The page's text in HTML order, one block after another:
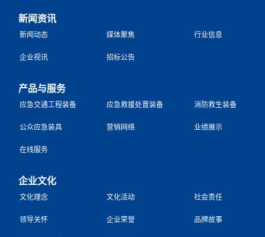
新闻资讯
新闻动态 媒体聚焦 行业信息
企业视讯 招标公告
产品与服务
应急交通工程装备 应急救援处置装备 消防救生装备
公众应急装具 营销网络 业绩展示
在线服务
企业文化
文化理念 文化活动 社会责任
领导关怀 企业荣誉 品牌故事